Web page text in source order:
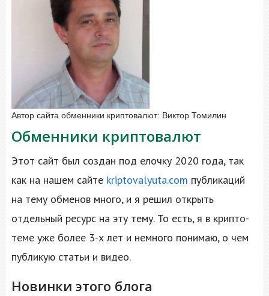
Автор сайта обменники криптовалют: Виктор Томилин
Обменники криптовалют
Этот сайт был создан под елочку 2020 года, так
как на нашем сайте kriptovalyuta.com публикаций
на тему обменов много, и я решил открыть
отдельный ресурс на эту тему. То есть, я в крипто-
теме уже более 3-х лет и немного понимаю, о чем
публикую статьи и видео.
Новинки этого блога